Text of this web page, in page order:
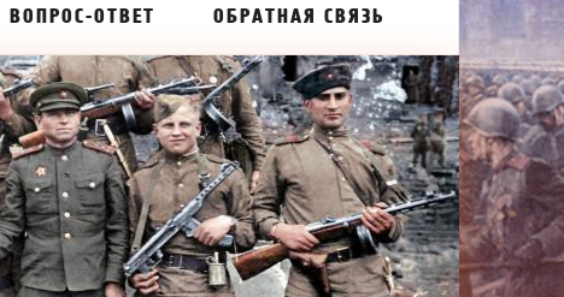
ВОПРОС-ОТВЕТ ОБРАТНАЯ СВЯЗЬ